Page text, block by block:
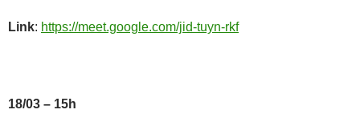
Link: https://meet.google.com/jid-tuyn-rkf
18/03 – 15h